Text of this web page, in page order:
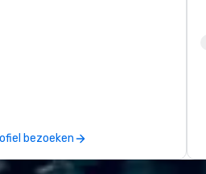
bezoeken